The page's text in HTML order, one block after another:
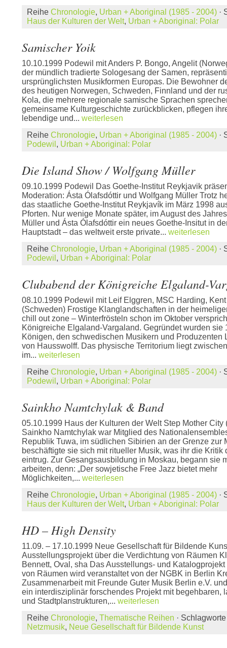
Reihe Chronologie, Urban + Aboriginal (1985 - 2004) ·
Haus der Kulturen der Welt, Urban + Aboriginal: Polar
Samischer Yoik
10.10.1999 Podewil mit Anders P. Bongo, Angelit
der mündlich tradierte Sologesang der Samen,
ursprünglichsten Musikformen Europas. Die Bewohner
des heutigen Norwegen, Schweden, Finnland und der
Kola, die mehrere regionale samische Sprachen
gemeinsame Kulturgeschichte zurückblicken, pflegen
lebendige und... weiterlesen
Reihe Chronologie, Urban + Aboriginal (1985 - 2004) ·
Podewil , Urban + Aboriginal: Polar
Die Island Show / Wolfgang Müller
09.10.1999 Podewil Das Goethe-Institut Reykjavik
Moderation: Ásta Ólafsdóttir und Wolfgang Müller Trotz
das staatliche Goethe-Institut Reykjavík im März 1998
Pforten. Nur wenige Monate später, im August des
Müller und Ásta Ólafsdóttir ein neues Goethe-Insitut in
Hauptstadt – das weltweit erste private... weiterlesen
Reihe Chronologie, Urban + Aboriginal (1985 - 2004) ·
Podewil , Urban + Aboriginal: Polar
Clubabend der Königreiche Elgaland-
08.10.1999 Podewil mit Leif Elggren, MSC Harding,
(Schweden) Frostige Klanglandschaften in der
chill out zone – Winterfrösteln schon im Oktober
Königreiche Elgaland-Vargaland. Gegründet wurden sie
Königen, den schwedischen Musikern und Produzenten
von Hausswolff. Das physische Territorium liegt
im... weiterlesen
Reihe Chronologie, Urban + Aboriginal (1985 - 2004) ·
Podewil , Urban + Aboriginal: Polar
Sainkho Namtchylak & Band
05.10.1999 Haus der Kulturen der Welt Step Mother City
Sainkho Namtchylak war Mitglied des
Republik Tuwa, im südlichen Sibirien an der Grenze zur
beschäftigte sie sich mit ritueller Musik, was ihr die Kritik
eintrug. Zur Gesangsausbildung in Moskau, begann sie
arbeiten, denn: „Der sowjetische Free Jazz bietet mehr
Möglichkeiten,... weiterlesen
Reihe Chronologie, Urban + Aboriginal (1985 - 2004) ·
Haus der Kulturen der Welt, Urban + Aboriginal: Polar
HD – High Density
11.09. – 17.10.1999 Neue Gesellschaft für Bildende
Ausstellungsprojekt über die Verdichtung von Räumen
Bennett, Oval, sha Das Ausstellungs- und
von Räumen wird veranstaltet von der NGBK in Berlin
Zusammenarbeit mit Freunde Guter Musik Berlin e.V.
ein interdisziplinär forschendes Projekt mit begehbaren,
und Stadtplanstrukturen,... weiterlesen
Reihe Chronologie, Thematische Reihen ·
Netzmusik, Neue Gesellschaft für Bildende Kunst